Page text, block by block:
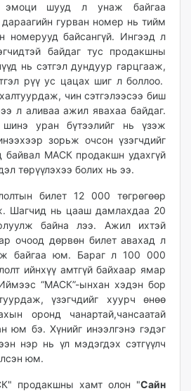
эмоци шууд л унаж байгаа
гурван номер нь тийм
номерууд байсангүй. Ингээд л
байдаг тус продакшны
нь сэтгэл дундуур гарцгааж,
рүү ус цацах шиг л боллоо.
чин сэтгэлээсээ биш
л аливаа ажил явахаа байдаг.
уран бүтээлийг нь үзэж
зорьж очсон үзэгчдийг
байвал МАСК продакшн удахгүй
төрүүлэхээ болих нь ээ.
билет 12 000 төгрөгөөр
Шагчид нь цааш дамлахдаа 20
байна лээ. Ажил ихтэй
очоод дөрвөн билет авахад л
байгаа юм. Бараг л 100 000
ийнхүү амтгүй байхаар ямар
“МАСК”-ынхан хэдэн бор
үзэгчдийг хуурч өнөө
оронд чанартай,чансаатай
юм бэ. Хүнийг инээлгэнэ гэдэг
нэр нь үл мэдэгдэх сэтгүүлч
юм.
продакшны хамт олон "Сайн